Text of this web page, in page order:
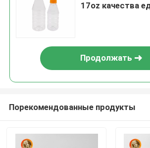
17oz качества
Продолжать
Порекомендованные продукты